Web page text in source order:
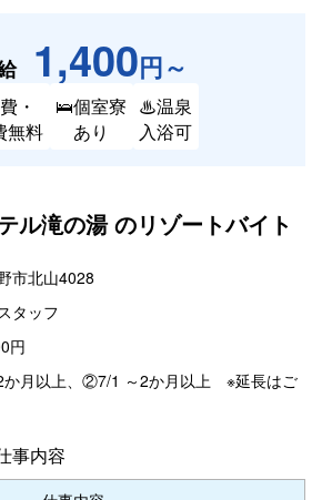
1,400円～
・
無料
🛌個室寮
あり
♨温泉
入浴可
ル滝の湯 のリゾートバイト
市北山4028
タッフ
円
月以上、②7/1 ～2か月以上 ※延長はご
事内容